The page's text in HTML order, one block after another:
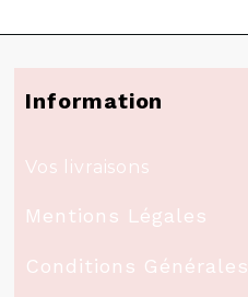
Information
Vos livraisons
Mentions Légales
Conditions Générales